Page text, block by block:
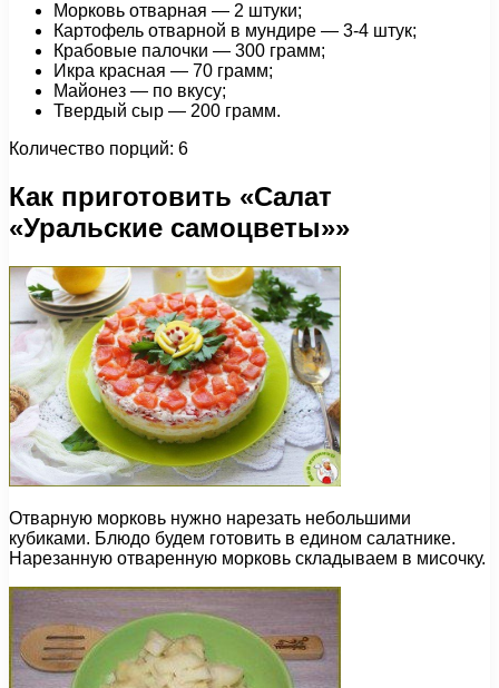
Морковь отварная — 2 штуки;
Картофель отварной в мундире — 3-4 штук;
Крабовые палочки — 300 грамм;
Икра красная — 70 грамм;
Майонез — по вкусу;
Твердый сыр — 200 грамм.
Количество порций: 6
Как приготовить «Салат
«Уральские самоцветы»»
Отварную морковь нужно нарезать небольшими
кубиками. Блюдо будем готовить в едином салатнике.
Нарезанную отваренную морковь складываем в мисочку.